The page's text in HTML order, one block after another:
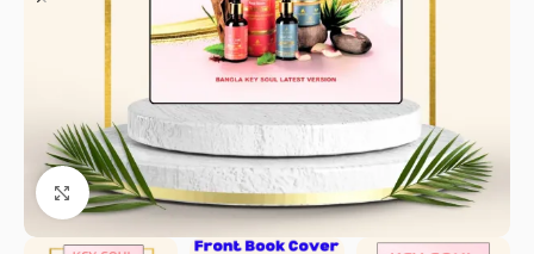
Click to enlarge